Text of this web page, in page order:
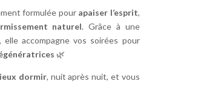
formulée pour apaiser l’esprit,
naturel. Grâce à une
accompagne vos soirées pour
🌿
dormir, nuit après nuit, et vous